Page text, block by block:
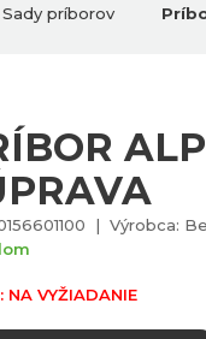
Sady príborov
| Výrobca:
NA VYŽIADANIE